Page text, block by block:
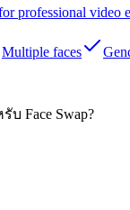
professional video
Multiple faces
บ Face Swap?